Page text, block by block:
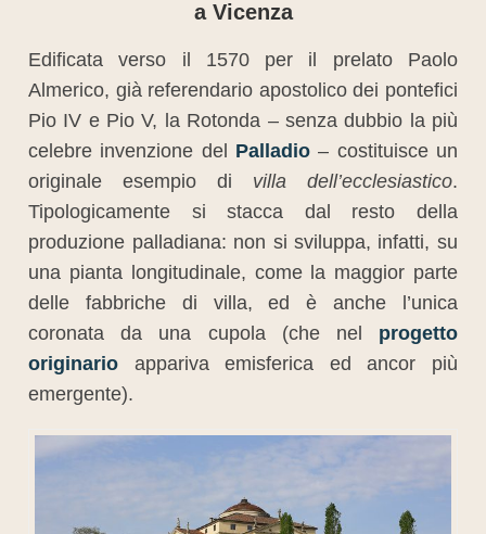
a Vicenza
Edificata verso il 1570 per il prelato Paolo
Almerico, già referendario apostolico dei pontefici
Pio IV e Pio V, la Rotonda – senza dubbio la più
celebre invenzione del Palladio – costituisce un
originale esempio di villa dell’ecclesiastico.
Tipologicamente si stacca dal resto della
produzione palladiana: non si sviluppa, infatti, su
una pianta longitudinale, come la maggior parte
delle fabbriche di villa, ed è anche l’unica
coronata da una cupola (che nel progetto
originario appariva emisferica ed ancor più
emergente).